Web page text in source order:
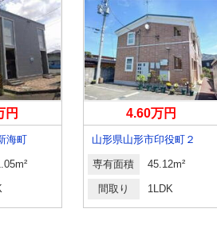
円
海町
4.60万円
山形県山形市印役町２
専有面積 45.12m²
間取り 1LDK